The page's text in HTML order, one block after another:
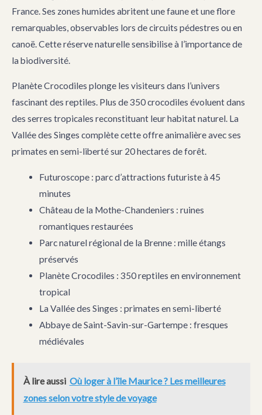
France. Ses zones humides abritent une faune et une flore
remarquables, observables lors de circuits pédestres ou en
canoë. Cette réserve naturelle sensibilise à l’importance de
la biodiversité.
Planète Crocodiles plonge les visiteurs dans l’univers
fascinant des reptiles. Plus de 350 crocodiles évoluent dans
des serres tropicales reconstituant leur habitat naturel. La
Vallée des Singes complète cette offre animalière avec ses
primates en semi-liberté sur 20 hectares de forêt.
Futuroscope : parc d’attractions futuriste à 45
minutes
Château de la Mothe-Chandeniers : ruines
romantiques restaurées
Parc naturel régional de la Brenne : mille étangs
préservés
Planète Crocodiles : 350 reptiles en environnement
tropical
La Vallée des Singes : primates en semi-liberté
Abbaye de Saint-Savin-sur-Gartempe : fresques
médiévales
À lire aussi Où loger à l’île Maurice ? Les meilleures
zones selon votre style de voyage